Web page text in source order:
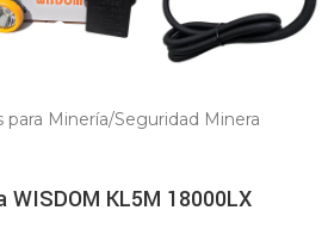
para Minería/Seguridad Minera
KL5M 18000LX